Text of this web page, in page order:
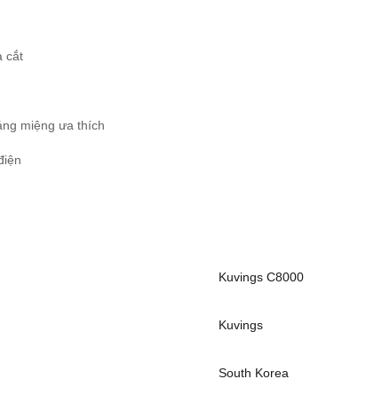
cắt
miệng ưa thích
Kuvings C8000
Kuvings
South Korea